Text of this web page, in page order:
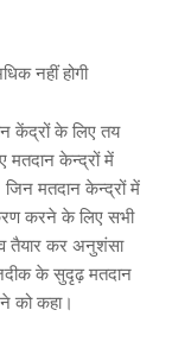
नहीं होगी
केंद्रों के लिए तय
केन्द्रों में
मतदान केन्द्रों में
करने के लिए सभी
तैयार कर अनुशंसा
के सुदृढ़ मतदान
को कहा।